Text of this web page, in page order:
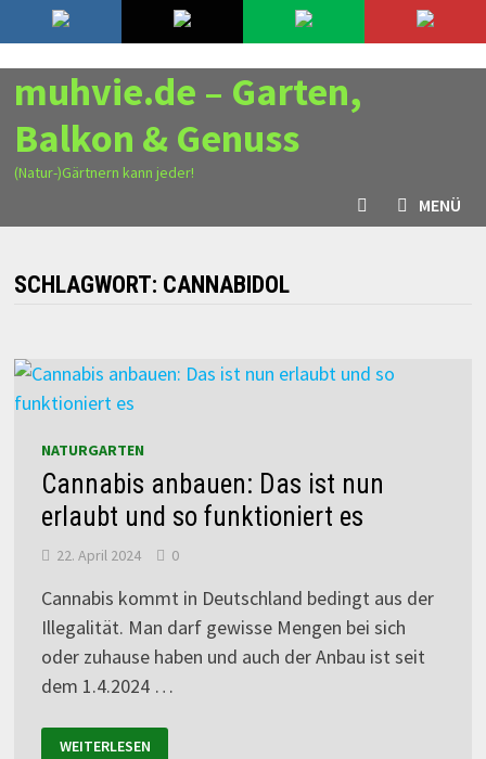
Zurück
zum
Inhalt
9. August 2026
muhvie.de – Garten,
Balkon & Genuss
(Natur-)Gärtnern kann jeder!
MENÜ
SCHLAGWORT: CANNABIDOL
NATURGARTEN
Cannabis anbauen: Das ist nun
erlaubt und so funktioniert es
22. April 2024 0
Cannabis kommt in Deutschland bedingt aus der
Illegalität. Man darf gewisse Mengen bei sich
oder zuhause haben und auch der Anbau ist seit
dem 1.4.2024 …
WEITERLESEN